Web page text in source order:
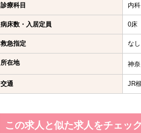
診療科目 内
病床数・入居定員 0床
救急指定 なし
所在地 神
交通 JR
この求人と似た求人をチェッ